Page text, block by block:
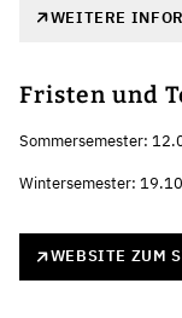
WEITERE
Fristen und
Sommersemester:
Wintersemester:
WEBSITE ZUM